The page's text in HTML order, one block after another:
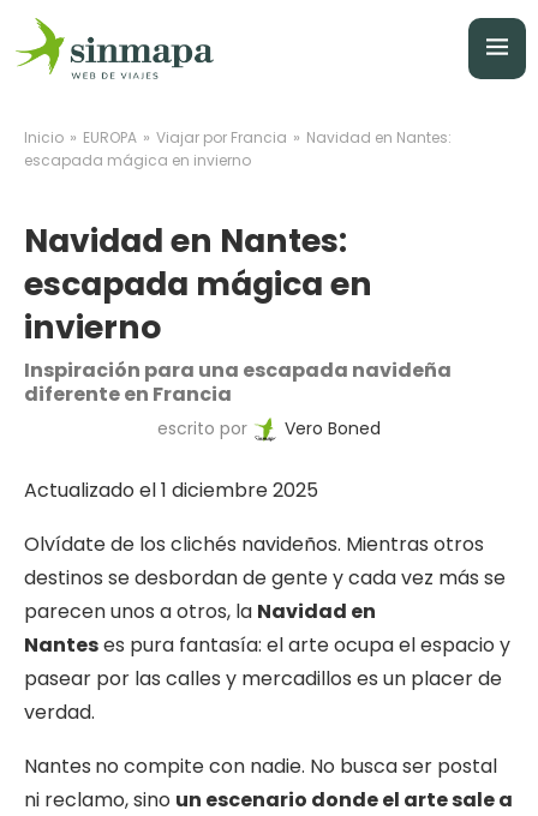
Inicio » EUROPA » Viajar por Francia » Navidad en Nantes:
escapada mágica en invierno
Navidad en Nantes:
escapada mágica en
invierno
Inspiración para una escapada navideña
diferente en Francia
escrito por Vero Boned
Actualizado el 1 diciembre 2025
Olvídate de los clichés navideños. Mientras otros
destinos se desbordan de gente y cada vez más se
parecen unos a otros, la Navidad en
Nanteses pura fantasía: el arte ocupa el espacio y
pasear por las calles y mercadillos es un placer de
verdad.
Nantes no compite con nadie. No busca ser postal
ni reclamo, sino un escenario donde el arte sale a